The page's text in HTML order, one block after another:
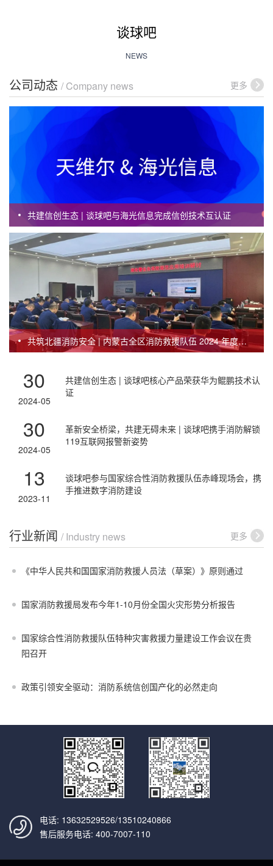
谈球吧
NEWS
公司动态 / Company news 更多
共建信创生态 | 谈球吧与海光信息完成信创技术互认证
共筑北疆消防安全 | 内蒙古全区消防救援队伍 2024 年度信
30
2024-05
共建信创生态 | 谈球吧核心产品荣获华为鲲鹏技术认
证
30
2024-05
革新安全桥梁，共建无碍未来 | 谈球吧携手消防解锁
119互联网报警新姿势
13
2023-11
谈球吧参与国家综合性消防救援队伍赤峰现场会，携
手推进数字消防建设
行业新闻 / Industry news 更多
《中华人民共和国国家消防救援人员法（草案）》原则通过
国家消防救援局发布今年1-10月份全国火灾形势分析报告
国家综合性消防救援队伍特种灾害救援力量建设工作会议在贵
阳召开
政策引领安全驱动：消防系统信创国产化的必然走向
电话: 13632529526/13510240866
售后服务电话: 400-7007-110